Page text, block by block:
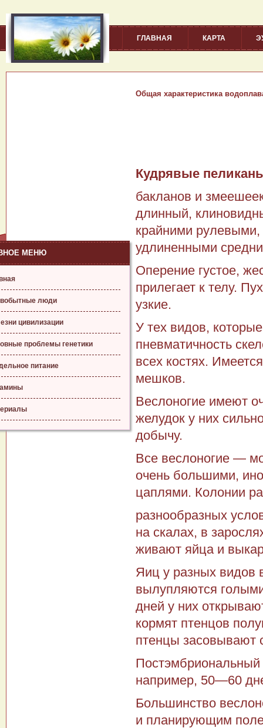
ГЛАВНАЯ КАРТА
МЕНЮ
люди
цивилизации
проблемы генетики
питание
Общая характеристика
Кудрявые
бакланов и
длинный,
край­ними
удлиненными
Оперение густое,
прилегает к телу.
узкие.
У тех видов,
пневматичность
всех костях.
мешков.
Веслоногие имеют
желудок у них
добычу.
Все веслоногие —
очень большими,
цаплями. Колонии
разнообразных
на скалах, в
живают яйца и
Яиц у разных видов
вылупляются
дней у них
кормят птенцов
птенцы засовывают
например, 50—60
Большинство
и планирующим